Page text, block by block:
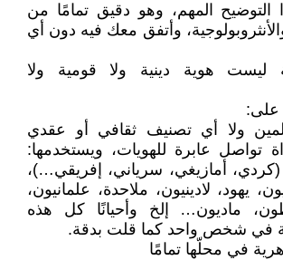
المهم، وهو دقيق تمامًا من
والأنثروبولوجية، وأتفق معك فيه دون أي
ليست هوية دينية ولا قومية ولا
على:
ولا أي تصنيف ثقافي أو عقدي
تواصل عابرة للهويات، ويستخدمها:
أمازيغي، سرياني، إفريقي…)،
يهود، لادينيون، ملاحدة، علمانيون،
ماديون… إلخ وأحيانًا كل هذه
في شخص واحد كما قلت بدقة.
في محلّها تمامًا